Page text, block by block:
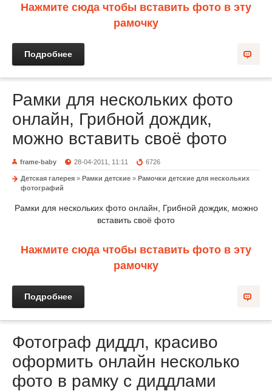
Нажмите сюда чтобы вставить фото в эту
рамочку
Подробнее
Рамки для нескольких фото
онлайн, Грибной дождик,
можно вставить своё фото
frame-baby 28-04-2011, 11:11 6726
Детская галерея » Рамки детские » Рамочки детские для нескольких
фотографий
Рамки для нескольких фото онлайн, Грибной дождик, можно
вставить своё фото
Нажмите сюда чтобы вставить фото в эту
рамочку
Подробнее
Фотограф диддл, красиво
оформить онлайн несколько
фото в рамку с диддлами